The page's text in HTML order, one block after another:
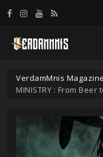
VerdamMnis Magazine
MINISTRY : From
Panneau de gestion des